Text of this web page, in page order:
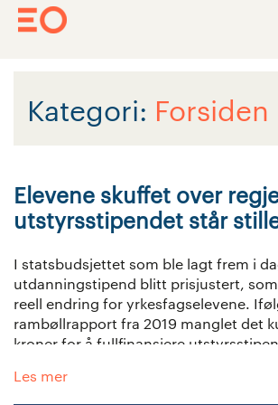
Kategori: Forsiden
Elevene skuffet over
utstyrsstipendet står
I statsbudsjettet som ble lagt frem i
utdanningstipend blitt prisjustert,
reell endring for yrkesfagselevene.
rambøllrapport fra 2019 manglet det
kroner for å fullfinansiere
Les mer